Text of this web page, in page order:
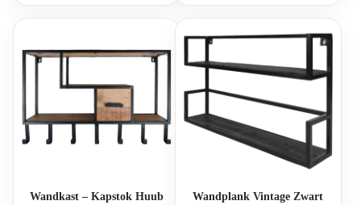
Wandkast – Kapstok Huub
Wandplank Vintage Zwart